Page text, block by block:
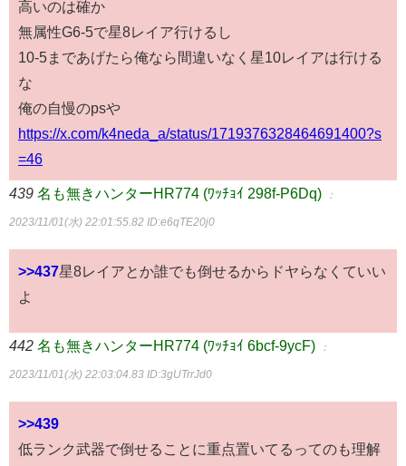
高いのは確か
無属性G6-5で星8レイア行けるし
10-5まであげたら俺なら間違いなく星10レイアは行ける
な
俺の自慢のpsや
https://x.com/k4neda_a/status/1719376328464691400?s
=46
439 名も無きハンターHR774 (ﾜｯﾁｮｲ 298f-P6Dq) ：
2023/11/01(水) 22:01:55.82 ID:e6qTE20j0
>>437星8レイアとか誰でも倒せるからドヤらなくていい
よ
442 名も無きハンターHR774 (ﾜｯﾁｮｲ 6bcf-9ycF) ：
2023/11/01(水) 22:03:04.83 ID:3gUTrrJd0
>>439
低ランク武器で倒せることに重点置いてるってのも理解